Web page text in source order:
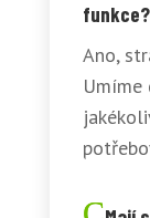
funkce?
Ano,